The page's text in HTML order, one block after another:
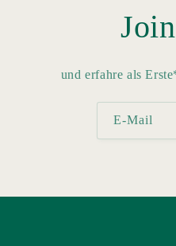
und erfahre als
E-Mail